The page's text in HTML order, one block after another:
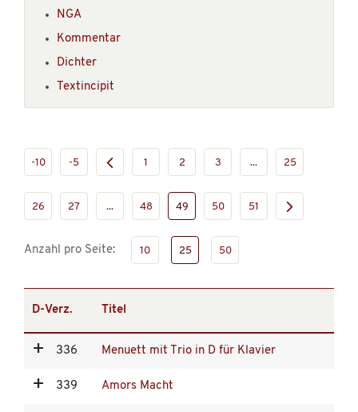
NGA
Kommentar
Dichter
Textincipit
-10 -5 1 2 3 ... 25
26 27 ... 48 49 50 51
Anzahl pro Seite: 10 25 50
D-Verz. Titel
336 Menuett mit Trio in D für Klavier
339 Amors Macht